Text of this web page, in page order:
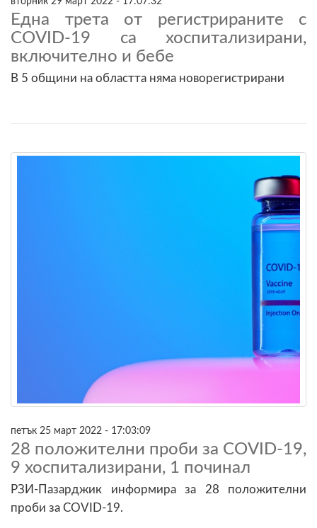
Една трета от регистрираните с
COVID-19 са хоспитализирани,
включително и бебе
В 5 общини на областта няма новорегистрирани
петък 25 март 2022 - 17:03:09
28 положителни проби за COVID-19,
9 хоспитализирани, 1 починал
РЗИ-Пазарджик информира за 28 положителни
проби за COVID-19.